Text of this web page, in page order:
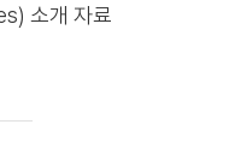
소개 자료